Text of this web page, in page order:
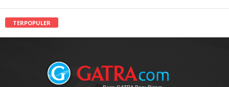
TERPOPULER